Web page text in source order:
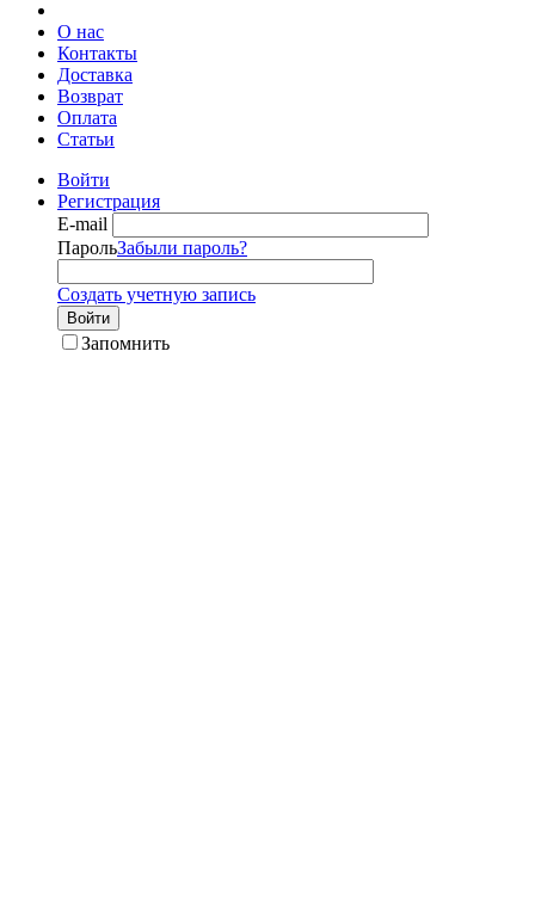
О нас
Контакты
Доставка
Возврат
Оплата
Статьи
Войти
Регистрация
E-mail
ПарольЗабыли пароль?
Создать учетную запись
Войти
Запомнить